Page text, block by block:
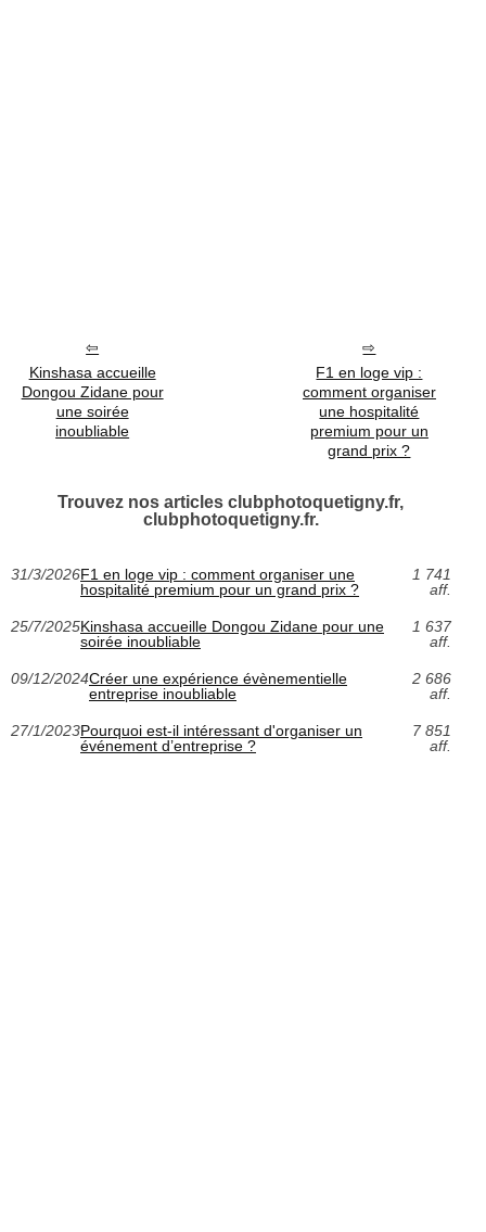
Kinshasa accueille
Dongou Zidane pour
une soirée
inoubliable
F1 en loge vip :
comment organiser
une hospitalité
premium pour un
grand prix ?
Trouvez nos articles clubphotoquetigny.fr,
clubphotoquetigny.fr.
31/3/2026F1 en loge vip : comment organiser une
hospitalité premium pour un grand prix ?
1 741
aff.
25/7/2025Kinshasa accueille Dongou Zidane pour une
soirée inoubliable
1 637
aff.
09/12/2024Créer une expérience évènementielle
entreprise inoubliable
2 686
aff.
27/1/2023Pourquoi est-il intéressant d'organiser un
événement d’entreprise ?
7 851
aff.